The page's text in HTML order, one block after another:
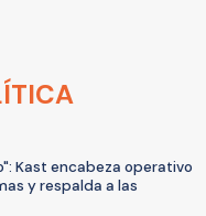
Kast encabeza operativo
y respalda a las